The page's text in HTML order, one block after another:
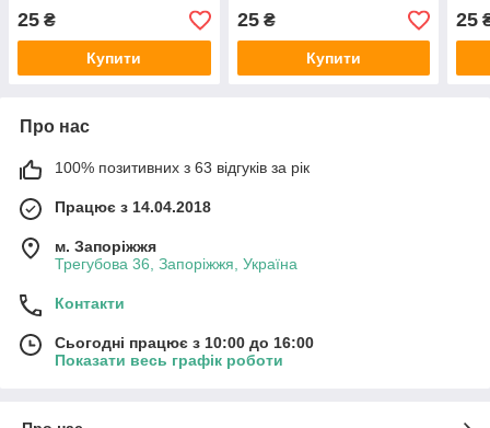
25 ₴
Купити
25₴
Купити
25
Про нас
100% позитивних з 63 відгуків за рік
Працює з 14.04.2018
м. Запоріжжя
Трегубова 36, Запоріжжя, Україна
Контакти
Сьогодні працює з 10:00 до 16:00
Показати весь графік роботи